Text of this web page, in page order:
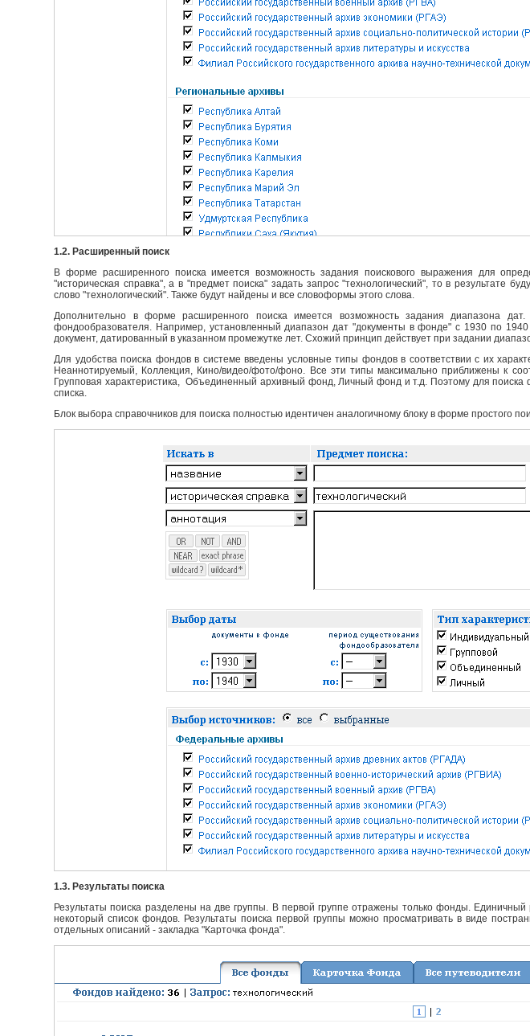
1.2. Расширенный поиск
В форме расширенного поиска имеется возможность задания поискового выражения для
"историческая справка", а в "предмет поиска" задать запрос "технологический", то в результате
слово "технологический". Также будут найдены и все словоформы этого слова.
Дополнительно в форме расширенного поиска имеется возможность задания диапазона
фондообразователя. Например, установленный диапазон дат "документы в фонде" с 1930 по
документ, датированный в указанном промежутке лет. Схожий принцип действует при задании
Для удобства поиска фондов в системе введены условные типы фондов в соответствии с их
Неаннотируемый, Коллекция, Кино/видео/фото/фоно. Все эти типы максимально приближены к
Групповая характеристика, Объединенный архивный фонд, Личный фонд и т.д. Поэтому для
списка.
Блок выбора справочников для поиска полностью идентичен аналогичному блоку в форме простого
1.3. Результаты поиска
Результаты поиска разделены на две группы. В первой группе отражены только фонды. Единичный
некоторый список фондов. Результаты поиска первой группы можно просматривать в виде
отдельных описаний - закладка "Карточка фонда".